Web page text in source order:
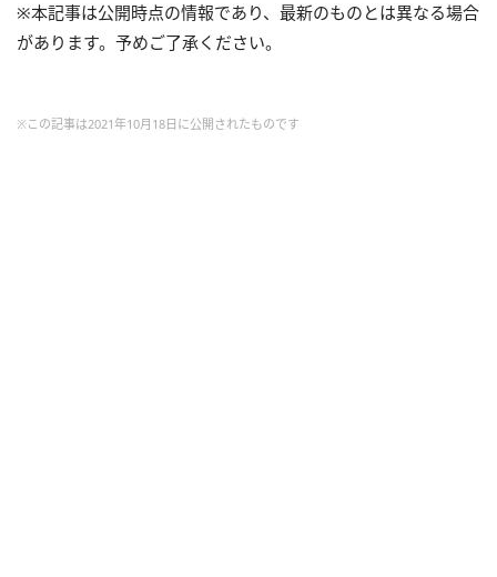
※本記事は公開時点の情報であり、最新のものとは異なる場合
があります。予めご了承ください。
※この記事は2021年10月18日に公開されたものです